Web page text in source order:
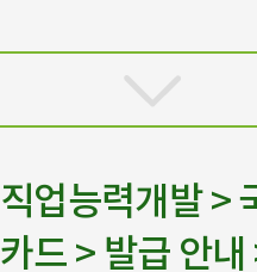
직업능력개발 >
카드 > 발급 안